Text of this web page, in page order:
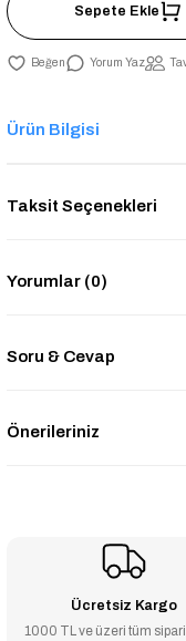
Sepete Ekle
Yorum Yaz
Ürün Bilgisi
Taksit Seçenekleri
Yorumlar (0)
Soru & Cevap
Önerileriniz
Ücretsiz Kargo
1000 TL ve üzeri tüm